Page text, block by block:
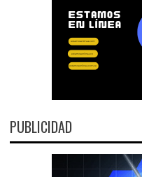
PUBLICIDAD